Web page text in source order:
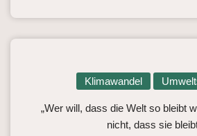
Klimawandel
„Wer will, dass die Welt so bleibt
nicht, dass sie